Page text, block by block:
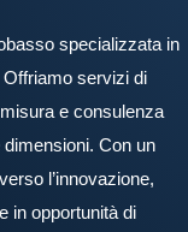
specializzata in
servizi di
e consulenza
Con un
l’innovazione,
in opportunità di